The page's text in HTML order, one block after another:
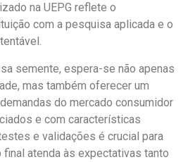
na UEPG reflete o
com a pesquisa aplicada e o
semente, espera-se não apenas
mas também oferecer um
do mercado consumidor
e com características
e validações é crucial para
final atenda às expectativas tanto